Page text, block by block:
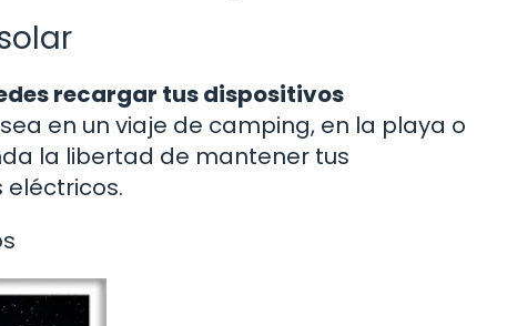
recargar tus dispositivos
en un viaje de camping, en la playa o
la libertad de mantener tus